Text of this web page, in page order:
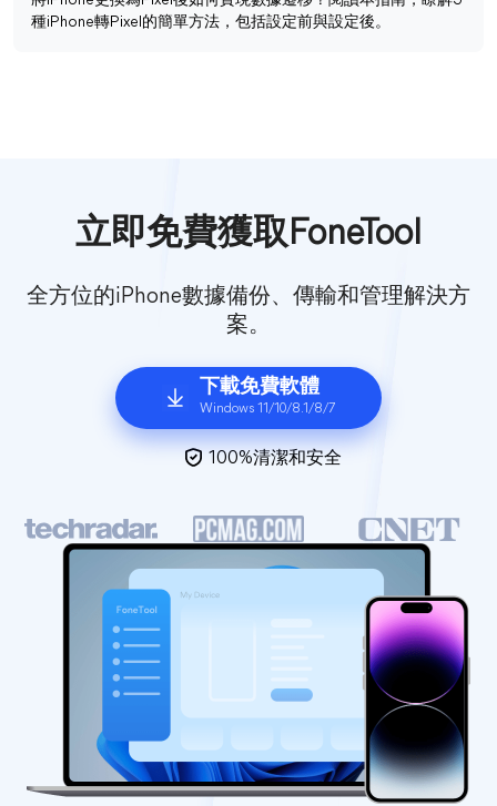
種iPhone轉Pixel的簡單方法，包括設定前與設定後。
立即免費獲取FoneTool
全方位的iPhone數據備份、傳輸和管理解決方
案。
下載免費軟體
Windows 11/10/8.1/8/7
100%清潔和安全